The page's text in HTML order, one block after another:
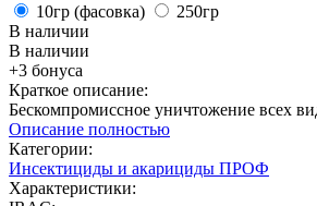
10гр (фасовка)
250гр
В наличии
В наличии
+3 бонуса
Краткое описание:
Бескомпромиссное уничтожение всех
Описание полностью
Категории:
Инсектициды и акарициды ПРОФ
Характеристики: